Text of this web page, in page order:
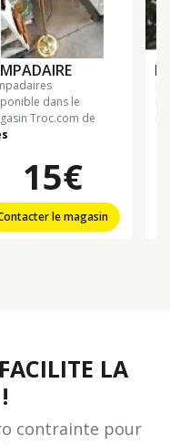
dans le
Troc.com de
15€
le magasin
LA
contrainte pour